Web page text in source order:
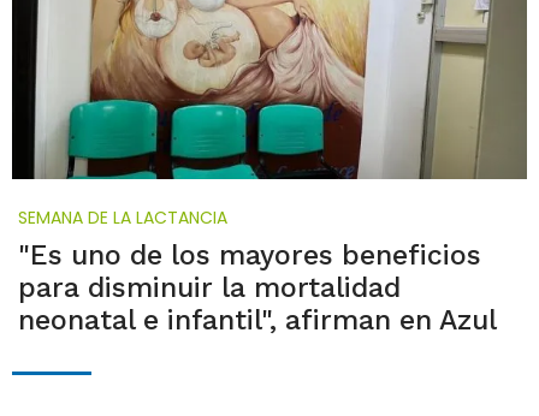
SEMANA DE LA LACTANCIA
"Es uno de los mayores beneficios
para disminuir la mortalidad
neonatal e infantil", afirman en Azul